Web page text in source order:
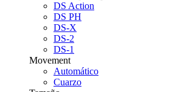
DS Action
DS PH
DS-X
DS-2
DS-1
Movement
Automático
Cuarzo